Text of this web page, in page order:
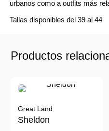
urbanos como a outfits más
Tallas disponibles del 39 al 44
Productos
Great Land
Sheldon